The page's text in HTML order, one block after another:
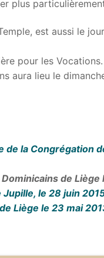
plus
est aussi le
pour les
aura lieu le
la Congrégation
de Liège
le 28 juin
Liège le 23 mai